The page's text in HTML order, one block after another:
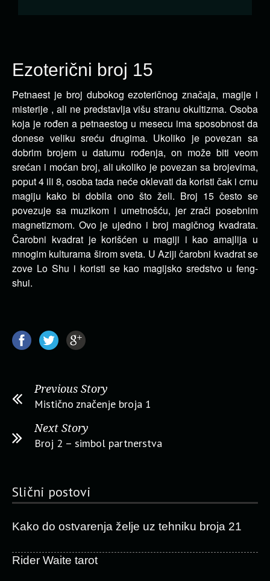
Ezoterični broj 15
Petnaest je broj dubokog ezoteričnog značaja, magije i
misterije , ali ne predstavlja višu stranu okultizma. Osoba
koja je rođen a petnaestog u mesecu ima sposobnost da
donese veliku sreću drugima. Ukoliko je povezan sa
dobrim brojem u datumu rođenja, on može biti veom
srećan i moćan broj, ali ukoliko je povezan sa brojevima,
poput 4 ili 8, osoba tada neće oklevati da koristi čak i crnu
magiju kako bi dobila ono što želi. Broj 15 često se
povezuje sa muzikom i umetnošću, jer zrači posebnim
magnetizmom. Ovo je ujedno i broj magičnog kvadrata.
Čarobni kvadrat je korišćen u magiji i kao amajlija u
mnogim kulturama širom sveta. U Aziji čarobni kvadrat se
zove Lo Shu i koristi se kao magijsko sredstvo u feng-
shui.
Previous Story
Mistično značenje broja 1
Next Story
Broj 2 – simbol partnerstva
Slični postovi
Kako do ostvarenja želje uz tehniku broja 21
Rider Waite tarot